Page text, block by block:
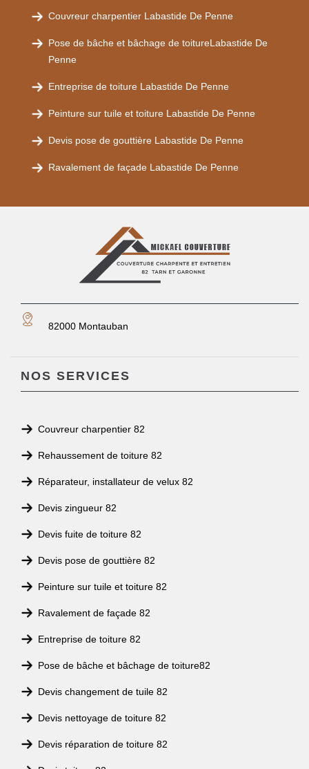
Couvreur charpentier Labastide De Penne
Pose de bâche et bâchage de toitureLabastide De
Penne
Entreprise de toiture Labastide De Penne
Peinture sur tuile et toiture Labastide De Penne
Devis pose de gouttière Labastide De Penne
Ravalement de façade Labastide De Penne
82000 Montauban
NOS SERVICES
Couvreur charpentier 82
Rehaussement de toiture 82
Réparateur, installateur de velux 82
Devis zingueur 82
Devis fuite de toiture 82
Devis pose de gouttière 82
Peinture sur tuile et toiture 82
Ravalement de façade 82
Entreprise de toiture 82
Pose de bâche et bâchage de toiture82
Devis changement de tuile 82
Devis nettoyage de toiture 82
Devis réparation de toiture 82